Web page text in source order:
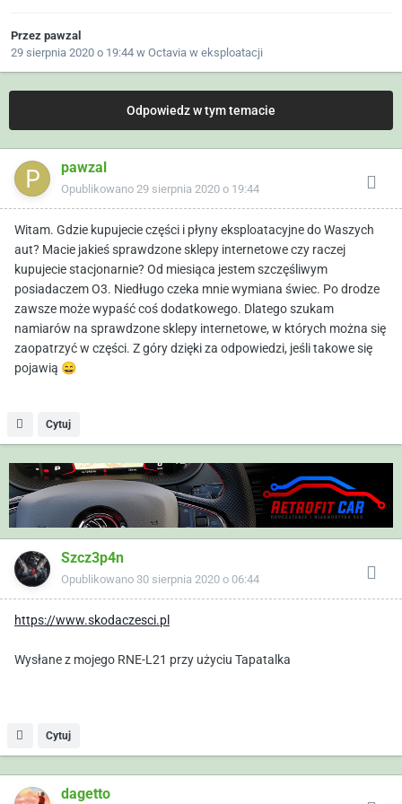
Przez pawzal
29 sierpnia 2020 o 19:44 w Octavia w eksploatacji
Odpowiedz w tym temacie
pawzal
Opublikowano 29 sierpnia 2020 o 19:44
Witam. Gdzie kupujecie części i płyny eksploatacyjne do Waszych
aut? Macie jakieś sprawdzone sklepy internetowe czy raczej
kupujecie stacjonarnie? Od miesiąca jestem szczęśliwym
posiadaczem O3. Niedługo czeka mnie wymiana świec. Po drodze
zawsze może wypaść coś dodatkowego. Dlatego szukam
namiarów na sprawdzone sklepy internetowe, w których można się
zaopatrzyć w części. Z góry dzięki za odpowiedzi, jeśli takowe się
pojawią 😄
Cytuj
Szcz3p4n
Opublikowano 30 sierpnia 2020 o 06:44
https://www.skodaczesci.pl
Wysłane z mojego RNE-L21 przy użyciu Tapatalka
Cytuj
dagetto